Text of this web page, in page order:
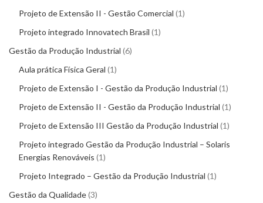
Projeto de Extensão II - Gestão Comercial 1
Projeto integrado Innovatech Brasil 1
Gestão da Produção Industrial 6
Aula prática Física Geral 1
Projeto de Extensão I - Gestão da Produção Industrial 1
Projeto de Extensão II - Gestão da Produção Industrial 1
Projeto de Extensão III Gestão da Produção Industrial 1
Projeto integrado Gestão da Produção Industrial – Solaris
Energias Renováveis 1
Projeto Integrado – Gestão da Produção Industrial 1
Gestão da Qualidade 3